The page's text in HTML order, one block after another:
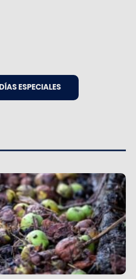
DÍAS ESPECIALES